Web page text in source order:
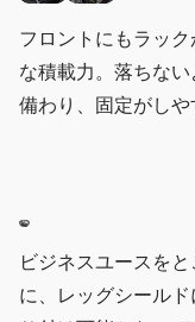
フロントにもラッ
な積載力。落ちな
備わり、固定がしや
ビジネスユースを
に、レッグシール